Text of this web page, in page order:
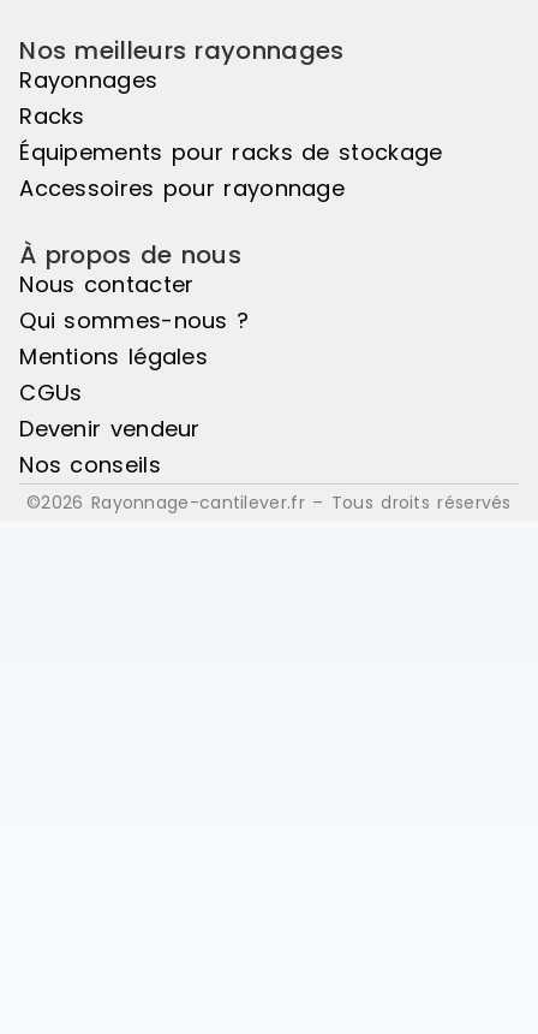
Nos meilleurs rayonnages
Rayonnages
Racks
Équipements pour racks de stockage
Accessoires pour rayonnage
À propos de nous
Nous contacter
Qui sommes-nous ?
Mentions légales
CGUs
Devenir vendeur
Nos conseils
©2026 Rayonnage-cantilever.fr – Tous droits réservés